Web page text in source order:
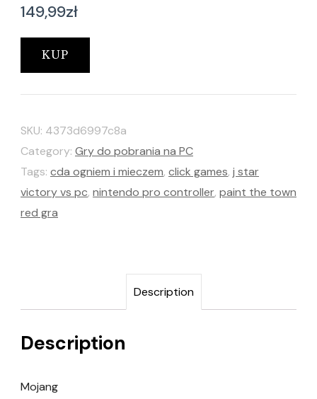
149,99zł
KUP
SKU: 4373d6997c8a
Category: Gry do pobrania na PC
Tags: cda ogniem i mieczem, click games, j star
victory vs pc, nintendo pro controller, paint the town
red gra
Description
Description
Mojang